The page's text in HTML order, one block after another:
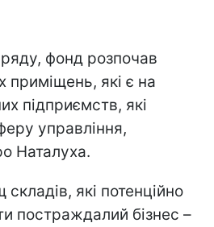
фонд розпочав
приміщень, які є на
підприємств, які
управління,
Наталуха.
які потенційно
постраждалий бізнес –